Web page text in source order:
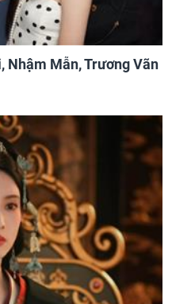
Nhậm Mẫn, Trương Vãn